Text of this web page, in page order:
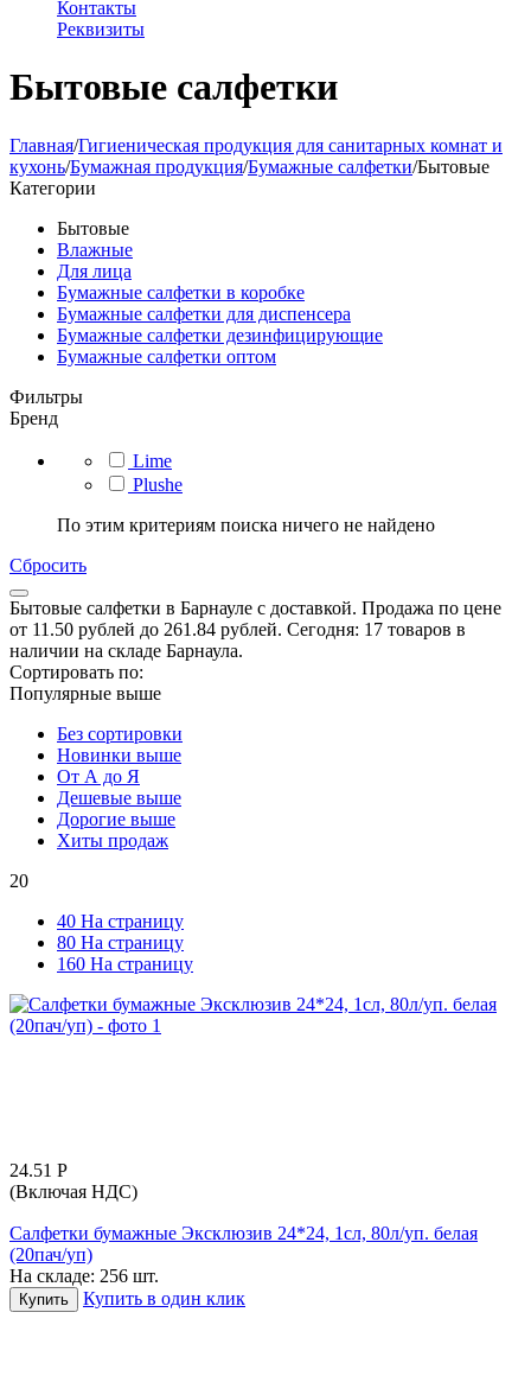
Контакты
Реквизиты
Бытовые салфетки
Главная/Гигиеническая продукция для санитарных комнат и
кухонь/Бумажная продукция/Бумажные салфетки/Бытовые
Категории
Бытовые
Влажные
Для лица
Бумажные салфетки в коробке
Бумажные салфетки для диспенсера
Бумажные салфетки дезинфицирующие
Бумажные салфетки оптом
Фильтры
Бренд
Lime
Plushe
По этим критериям поиска ничего не найдено
Сбросить
Бытовые салфетки в Барнауле с доставкой. Продажа по цене
от 11.50 рублей до 261.84 рублей. Сегодня: 17 товаров в
наличии на складе Барнаула.
Сортировать по:
Популярные выше
Без сортировки
Новинки выше
От А до Я
Дешевые выше
Дорогие выше
Хиты продаж
20
40 На страницу
80 На страницу
160 На страницу
24.51 Р
(Включая НДС)
Салфетки бумажные Эксклюзив 24*24, 1сл, 80л/уп. белая
(20пач/уп)
На складе: 256 шт.
Купить Купить в один клик